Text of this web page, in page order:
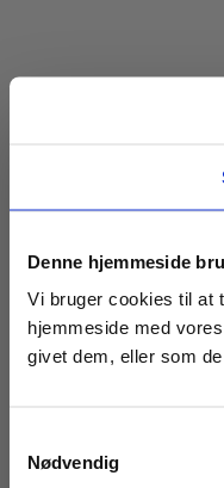
Denne hjemmeside
Vi bruger cookies til at
hjemmeside med
givet dem, eller som
Nødvendig